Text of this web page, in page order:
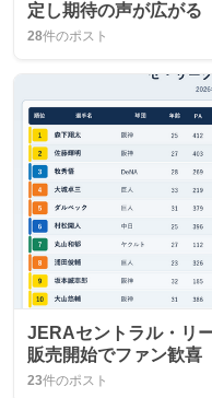
定し期待の声が広がる
28件のポスト
JERAセントラル・リ
販売開始でファン歓喜
23件のポスト